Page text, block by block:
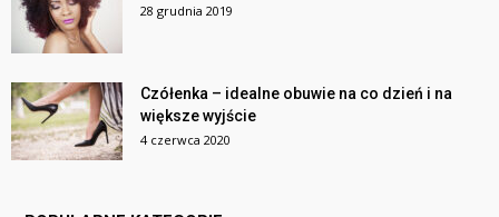
28 grudnia 2019
Czółenka – idealne obuwie na co dzień i na
większe wyjście
4 czerwca 2020